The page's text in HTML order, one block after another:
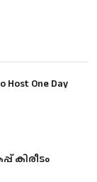
Host One Day
കിരീടം